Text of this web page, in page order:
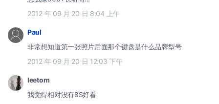
2012 年 09 月 20 日 8:04 上午
Paul
非常想知道第一张照片后面那个键盘是什么品牌型号
2012 年 09 月 20 日 12:03 下午
leetom
我觉得相对没有8S好看